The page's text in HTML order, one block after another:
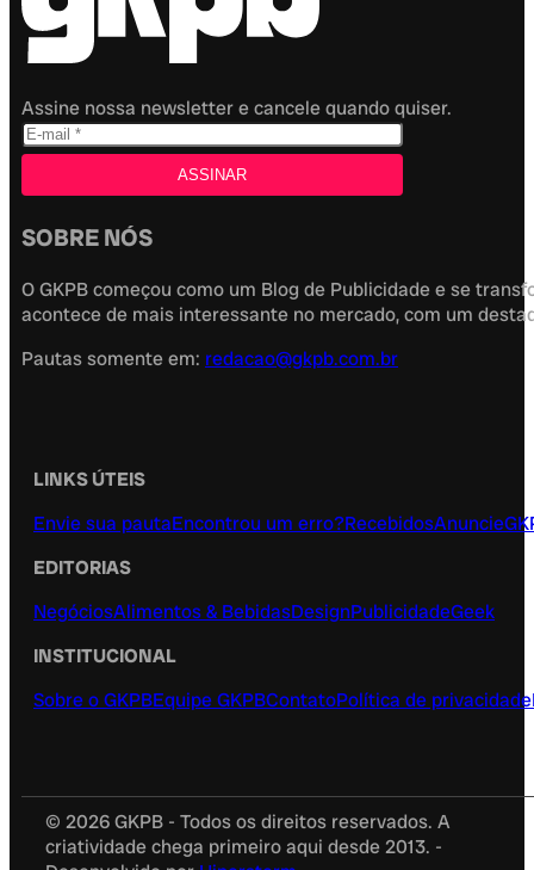
Assine nossa newsletter e cancele quando quiser.
SOBRE NÓS
O GKPB começou como um Blog de Publicidade e se
acontece de mais interessante no mercado, com um
Pautas somente em: redacao@gkpb.com.br
LINKS ÚTEIS
Envie sua pautaEncontrou um erro?RecebidosAnuncie
EDITORIAS
NegóciosAlimentos & BebidasDesignPublicidadeGeek
INSTITUCIONAL
Sobre o GKPBEquipe GKPBContatoPolítica de privacidade
© 2026 GKPB - Todos os direitos reservados. A
criatividade chega primeiro aqui desde 2013. -